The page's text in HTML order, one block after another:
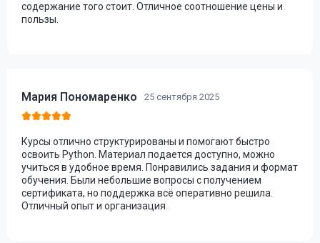
содержание того стоит. Отличное соотношение цены и
пользы.
Мария Пономаренко 25 сентября 2025
Курсы отлично структурированы и помогают быстро
освоить Python. Материал подается доступно, можно
учиться в удобное время. Понравились задания и формат
обучения. Были небольшие вопросы с получением
сертификата, но поддержка всё оперативно решила.
Отличный опыт и организация.